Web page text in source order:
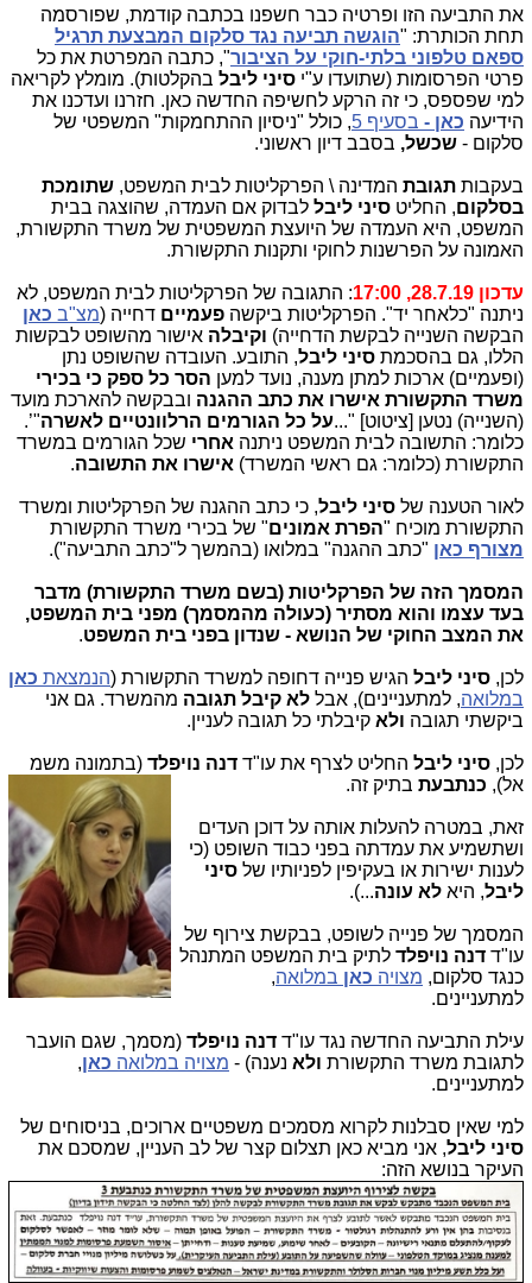
את התביעה הזו ופרטיה כבר חשפנו בכתבה קודמת, שפורסמה
תחת הכותרת: "הוגשה תביעה נגד סלקום המבצעת תרגיל
ספאם טלפוני בלתי-חוקי על הציבור", כתבה המפרטת את כל
פרטי הפרסומות (שתועדו ע"י סיני ליבל בהקלטות). מומלץ לקריאה
למי שפספס, כי זה הרקע לחשיפה החדשה כאן. חזרנו ועדכנו את
הידיעה כאן - בסעיף 5
, כולל "ניסיון ההתחמקות" המשפטי של
סלקום - שכשל, בסבב דיון ראשוני.
בעקבות תגובת המדינה \ הפרקליטות לבית המשפט, שתומכת
בסלקום, החליט סיני ליבל לבדוק אם העמדה, שהוצגה בבית
המשפט, היא העמדה של היועצת המשפטית של משרד התקשורת,
האמונה על הפרשנות לחוקי ותקנות התקשורת.
עדכון 28.7.19, 17:00
: התגובה של הפרקליטות לבית המשפט, לא
ניתנה "כלאחר יד". הפרקליטות ביקשה פעמיים דחייה (מצ"ב כאן
הבקשה השנייה לבקשת הדחייה) וקיבלה אישור מהשופט לבקשות
הללו, גם בהסכמת סיני ליבל, התובע. העובדה שהשופט נתן
(ופעמיים) ארכות למתן מענה, נועד למען הסר כל ספק כי בכירי
משרד התקשורת אישרו את כתב ההגנה ובבקשה להארכת מועד
(השנייה) נטען [ציטוט] "...על כל הגורמים הרלוונטיים לאשרה"’.
כלומר: התשובה לבית המשפט ניתנה אחרי שכל הגורמים במשרד
התקשורת (כלומר: גם ראשי המשרד) אישרו את התשובה.
לאור הטענה של סיני ליבל, כי כתב ההגנה של הפרקליטות ומשרד
התקשורת מוכיח "הפרת אמונים" של בכירי משרד התקשורת
מצורף כאן "כתב ההגנה" במלואו (בהמשך ל"כתב התביעה").
המסמך הזה של הפרקליטות (בשם משרד התקשורת) מדבר
בעד עצמו והוא מסתיר (כעולה מהמסמך) מפני בית המשפט,
את המצב החוקי של הנושא - שנדון בפני בית המשפט.
לכן, סיני ליבל הגיש פנייה דחופה למשרד התקשורת (הנמצאת כאן
במלואה, למתעניינים), אבל לא קיבל תגובה מהמשרד. גם אני
ביקשתי תגובה ולא קיבלתי כל תגובה לעניין.
לכן, סיני ליבל החליט לצרף את עו"ד דנה נויפלד (בתמונה משמ
אל), כנתבעת בתיק זה.
זאת, במטרה להעלות אותה על דוכן העדים
ושתשמיע את עמדתה בפני כבוד השופט (כי
לענות ישירות או בעקיפין לפניותיו של סיני
ליבל, היא לא עונה...).
המסמך של פנייה לשופט, בבקשת צירוף של
עו"ד דנה נויפלד לתיק בית המשפט המתנהל
כנגד סלקום, מצויה כאן במלואה,
למתעניינים.
עילת התביעה החדשה נגד עו"ד דנה נויפלד (מסמך, שגם הועבר
לתגובת משרד התקשורת ולא נענה) - מצויה במלואה כאן,
למתעניינים.
למי שאין סבלנות לקרוא מסמכים משפטיים ארוכים, בניסוחים של
סיני ליבל, אני מביא כאן תצלום קצר של לב העניין, שמסכם את
העיקר בנושא הזה: